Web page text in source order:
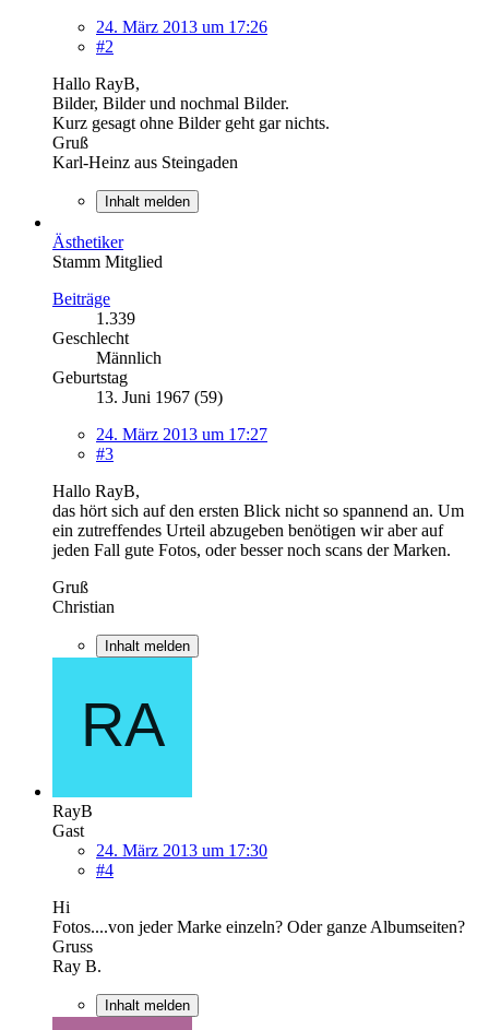
24. März 2013 um 17:26
#2
Hallo RayB,
Bilder, Bilder und nochmal Bilder.
Kurz gesagt ohne Bilder geht gar nichts.
Gruß
Karl-Heinz aus Steingaden
Inhalt melden
Ästhetiker
Stamm Mitglied
Beiträge
1.339
Geschlecht
Männlich
Geburtstag
13. Juni 1967 (59)
24. März 2013 um 17:27
#3
Hallo RayB,
das hört sich auf den ersten Blick nicht so spannend an. Um
ein zutreffendes Urteil abzugeben benötigen wir aber auf
jeden Fall gute Fotos, oder besser noch scans der Marken.
Gruß
Christian
Inhalt melden
RayB
Gast
24. März 2013 um 17:30
#4
Hi
Fotos....von jeder Marke einzeln? Oder ganze Albumseiten?
Gruss
Ray B.
Inhalt melden